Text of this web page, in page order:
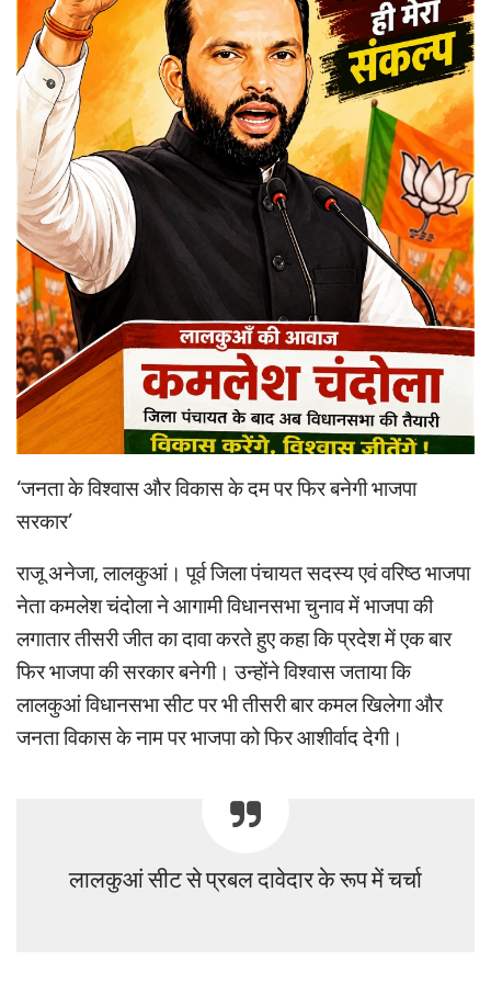
‘जनता के विश्वास और विकास के दम पर फिर बनेगी भाजपा
सरकार’
राजू अनेजा, लालकुआं। पूर्व जिला पंचायत सदस्य एवं वरिष्ठ भाजपा
नेता कमलेश चंदोला ने आगामी विधानसभा चुनाव में भाजपा की
लगातार तीसरी जीत का दावा करते हुए कहा कि प्रदेश में एक बार
फिर भाजपा की सरकार बनेगी। उन्होंने विश्वास जताया कि
लालकुआं विधानसभा सीट पर भी तीसरी बार कमल खिलेगा और
जनता विकास के नाम पर भाजपा को फिर आशीर्वाद देगी।
लालकुआं सीट से प्रबल दावेदार के रूप में चर्चा